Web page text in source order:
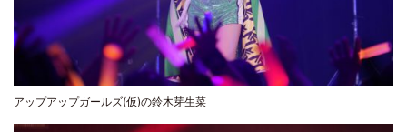
アップアップガールズ(仮)の鈴木芽生菜